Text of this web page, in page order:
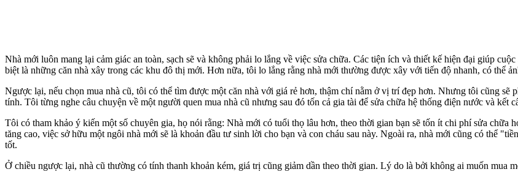
Nhà mới luôn mang lại cảm giác an toàn, sạch sẽ và không phải lo lắng về việc sửa chữa. Các tiện ích và thiết kế hiện đại giúp
biệt là những căn nhà xây trong các khu đô thị mới. Hơn nữa, tôi lo lắng rằng nhà mới thường được xây với tiến độ nhanh, có thể
Ngược lại, nếu chọn mua nhà cũ, tôi có thể tìm được một căn nhà với giá rẻ hơn, thậm chí nằm ở vị trí đẹp hơn. Nhưng tôi cũng
tính. Tôi từng nghe câu chuyện về một người quen mua nhà cũ nhưng sau đó tốn cả gia tài để sửa chữa hệ thống điện nước và kết
Tôi có tham khảo ý kiến một số chuyên gia, họ nói rằng: Nhà mới có tuổi thọ lâu hơn, theo thời gian bạn sẽ tốn ít chi phí sửa chữa
tăng cao, việc sở hữu một ngôi nhà mới sẽ là khoản đầu tư sinh lời cho bạn và con cháu sau này. Ngoài ra, nhà mới cũng có thể
tốt.
Ở chiều ngược lại, nhà cũ thường có tính thanh khoản kém, giá trị cũng giảm dần theo thời gian. Lý do là bởi không ai muốn mua